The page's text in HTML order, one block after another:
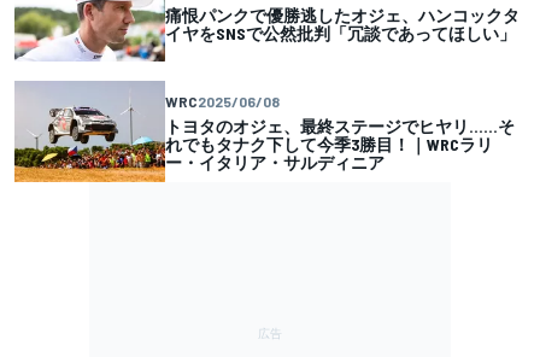
痛恨パンクで優勝逃したオジェ、ハンコックタ
イヤをSNSで公然批判「冗談であってほしい」
WRC2025/06/08
トヨタのオジェ、最終ステージでヒヤリ……そ
れでもタナク下して今季3勝目！｜WRCラリ
ー・イタリア・サルディニア